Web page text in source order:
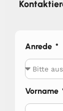
Anrede
Vorname